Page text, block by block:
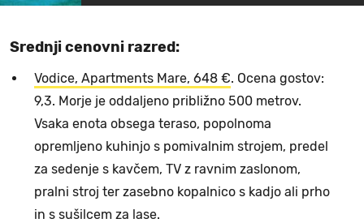
Srednji cenovni razred:
Vodice, Apartments Mare, 648 €. Ocena gostov:
9,3. Morje je oddaljeno približno 500 metrov.
Vsaka enota obsega teraso, popolnoma
opremljeno kuhinjo s pomivalnim strojem, predel
za sedenje s kavčem, TV z ravnim zaslonom,
pralni stroj ter zasebno kopalnico s kadjo ali prho
in s sušilcem za lase.